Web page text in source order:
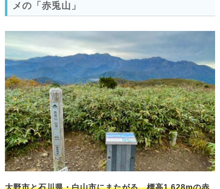
メの「赤兎山」
大野市と石川県・白山市にまたがる、標高1,628mの赤